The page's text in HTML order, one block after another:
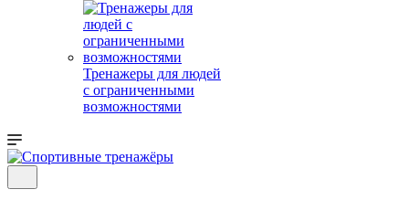
Тренажеры для людей
с ограниченными
возможностями